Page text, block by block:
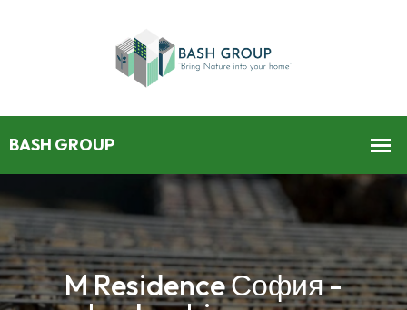
M Residence София -